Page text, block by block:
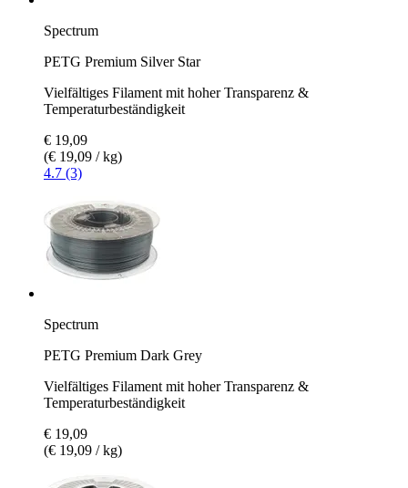
Spectrum
PETG Premium Silver Star
Vielfältiges Filament mit hoher Transparenz &
Temperaturbeständigkeit
€ 19,09
(€ 19,09 / kg)
4.7 (3)
Spectrum
PETG Premium Dark Grey
Vielfältiges Filament mit hoher Transparenz &
Temperaturbeständigkeit
€ 19,09
(€ 19,09 / kg)